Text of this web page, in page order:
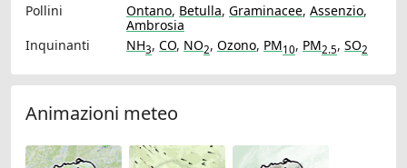
Pollini
Ontano, Betulla, Graminacee, Assenzio,
Ambrosia
Inquinanti
NH3, CO, NO2, Ozono, PM10, PM2.5, SO2
Animazioni meteo